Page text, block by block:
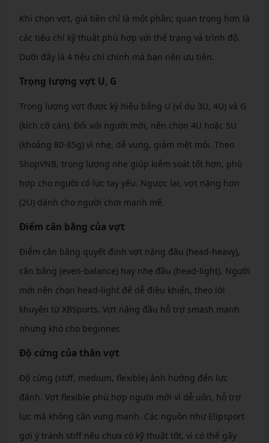
Khi chọn vợt, giá tiền chỉ là một phần; quan trọng hơn là
các tiêu chí kỹ thuật phù hợp với thể trạng và trình độ.
Dưới đây là 4 tiêu chí chính mà bạn nên ưu tiên.
Trọng lượng vợt U, G
Trọng lượng vợt được ký hiệu bằng U (ví dụ 3U, 4U) và G
(kích cỡ cán). Đối với người mới, nên chọn 4U hoặc 5U
(khoảng 80-85g) vì nhẹ, dễ vung, giảm mệt mỏi. Theo
ShopVNB, trọng lượng nhẹ giúp kiểm soát tốt hơn, phù
hợp cho người có lực tay yếu. Ngược lại, vợt nặng hơn
(2U) dành cho người chơi mạnh mẽ.
Điểm cân bằng của vợt
Điểm cân bằng quyết định vợt nặng đầu (head-heavy),
cân bằng (even-balance) hay nhẹ đầu (head-light). Người
mới nên chọn head-light để dễ điều khiển, theo lời
khuyên từ XBSports. Vợt nặng đầu hỗ trợ smash mạnh
nhưng khó cho beginner.
Độ cứng của thân vợt
Độ cứng (stiff, medium, flexible) ảnh hưởng đến lực
đánh. Vợt flexible phù hợp người mới vì dễ uốn, hỗ trợ
lực mà không cần vung mạnh. Các nguồn như Elipsport
gợi ý tránh stiff nếu chưa có kỹ thuật tốt, vì có thể gây